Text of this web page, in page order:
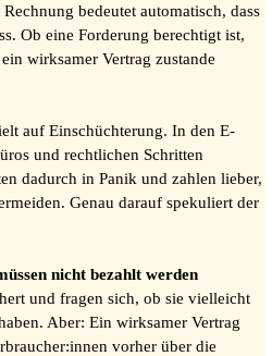
bedeutet automatisch, dass
Ob eine Forderung berechtigt ist,
wirksamer Vertrag zustande
auf Einschüchterung. In den E-
und rechtlichen Schritten
dadurch in Panik und zahlen lieber,
Genau darauf spekuliert der
nicht bezahlt werden
und fragen sich, ob sie vielleicht
Aber: Ein wirksamer Vertrag
vorher über die